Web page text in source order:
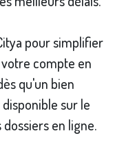
pour simplifier
compte en
qu'un bien
sur le
en ligne.